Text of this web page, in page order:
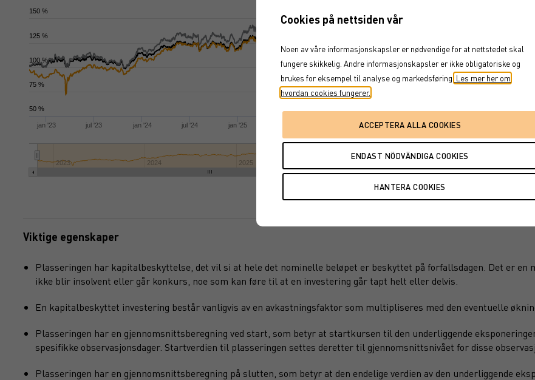
jan '23 jul '23 jan '24 jul '24 jan '25 jul '26
2023 2024 2025
50 %
75 %
100 %
125 %
150 %
Viktige egenskaper
Plasseringen har kapitalbeskyttelse, det vil si at hele det nominelle beløpet er beskyttet på forfallsdagen. Det er
ikke blir insolvent eller går konkurs, noe som kan føre til at en investering går tapt helt eller delvis.
En kapitalbeskyttet investering består vanligvis av en avkastningsfaktor som multipliseres med den eventuelle
Plasseringen har en gjennomsnittsberegning ved start, som betyr at startkursen til den underliggende
spesifikke observasjonsdager. Startverdien til plasseringen settes deretter til gjennomsnittsnivået for disse
Plasseringen har en gjennomsnittsberegning på slutten, som betyr at den endelige verdien av den underliggende
Cookies på nettsiden vår
Noen av våre informasjonskapsler er nødvendige for at nettstedet skal
fungere skikkelig. Andre informasjonskapsler er ikke obligatoriske og
brukes for eksempel til analyse og markedsføring. Les mer her om
hvordan cookies fungerer.